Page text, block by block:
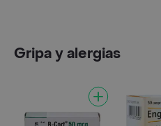
Gripa y alergias